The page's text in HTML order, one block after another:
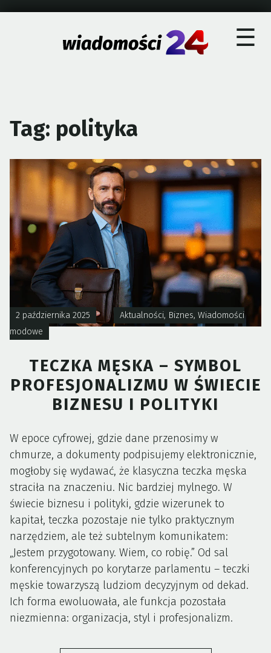
☰
×
Tag: polityka
2 października 2025 Aktualności, Biznes, Wiadomości
modowe
TECZKA MĘSKA – SYMBOL
PROFESJONALIZMU W ŚWIECIE
BIZNESU I POLITYKI
W epoce cyfrowej, gdzie dane przenosimy w
chmurze, a dokumenty podpisujemy elektronicznie,
mogłoby się wydawać, że klasyczna teczka męska
straciła na znaczeniu. Nic bardziej mylnego. W
świecie biznesu i polityki, gdzie wizerunek to
kapitał, teczka pozostaje nie tylko praktycznym
narzędziem, ale też subtelnym komunikatem:
„Jestem przygotowany. Wiem, co robię.” Od sal
konferencyjnych po korytarze parlamentu – teczki
męskie towarzyszą ludziom decyzyjnym od dekad.
Ich forma ewoluowała, ale funkcja pozostała
niezmienna: organizacja, styl i profesjonalizm.